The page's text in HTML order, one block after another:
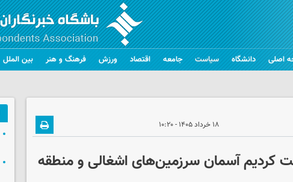
اصلی دانشگاه سیاست جامعه اقتصاد ورزش فرهنگ و هنر بین الملل
۱۸ خرداد ۱۴۰۵ - ۱۰:۲۰
کردیم آسمان سرزمین‌های اشغالی و منطقه